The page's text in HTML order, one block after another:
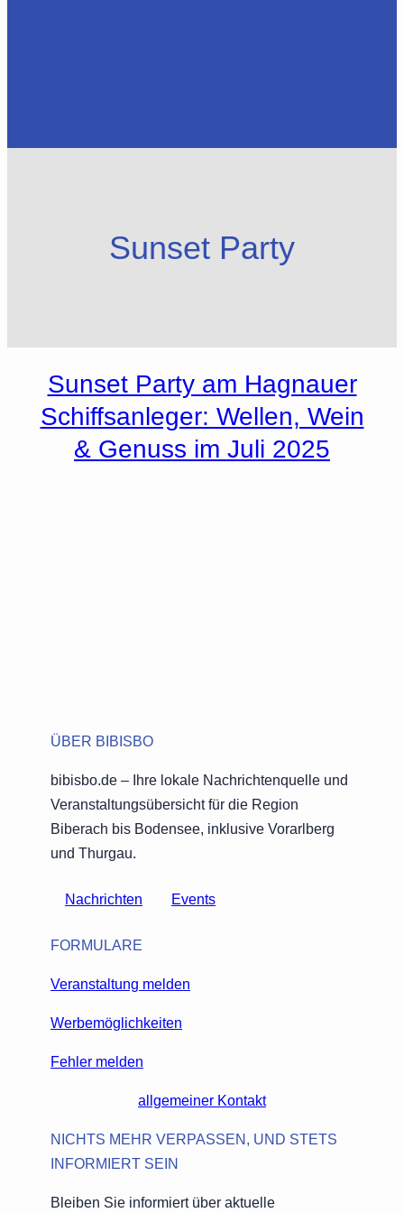
Sunset Party
Sunset Party am Hagnauer
Schiffsanleger: Wellen, Wein
& Genuss im Juli 2025
ÜBER BIBISBO
bibisbo.de – Ihre lokale Nachrichtenquelle und
Veranstaltungsübersicht für die Region
Biberach bis Bodensee, inklusive Vorarlberg
und Thurgau.
Nachrichten Events
FORMULARE
Veranstaltung melden
Werbemöglichkeiten
Fehler melden
allgemeiner Kontakt
NICHTS MEHR VERPASSEN, UND STETS
INFORMIERT SEIN
Bleiben Sie informiert über aktuelle